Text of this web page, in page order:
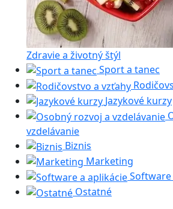
Zdravie a životný štýl
Sport a tanec
Jazykové kurzy
vzdelávanie
Biznis
Marketing
Ostatné